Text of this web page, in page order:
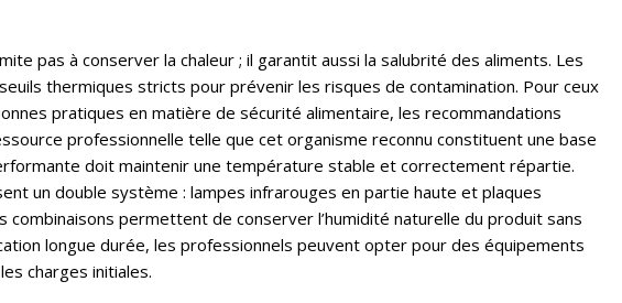
pas à conserver la chaleur ; il garantit aussi la salubrité des aliments. Les
thermiques stricts pour prévenir les risques de contamination. Pour ceux
pratiques en matière de sécurité alimentaire, les recommandations
professionnelle telle que cet organisme reconnu constituent une base
doit maintenir une température stable et correctement répartie.
un double système : lampes infrarouges en partie haute et plaques
combinaisons permettent de conserver l’humidité naturelle du produit sans
longue durée, les professionnels peuvent opter pour des équipements
charges initiales.